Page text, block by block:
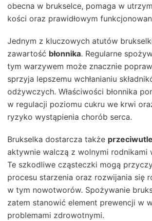
obecna w brukselce, pomaga w
kości oraz prawidłowym
Jednym z kluczowych atutów
zawartość błonnika. Regularne
tym warzywem może znacznie
sprzyja lepszemu wchłanianiu
odżywczych. Właściwości błonnika
w regulacji poziomu cukru we krwi
ryzyko wystąpienia chorób serca.
Brukselka dostarcza także
aktywnie walczą z wolnymi rodnikami
Te szkodliwe cząsteczki mogą
procesu starzenia oraz rozwijania się
w tym nowotworów. Spożywanie
zatem stanowić element prewencji w
problemami zdrowotnymi.